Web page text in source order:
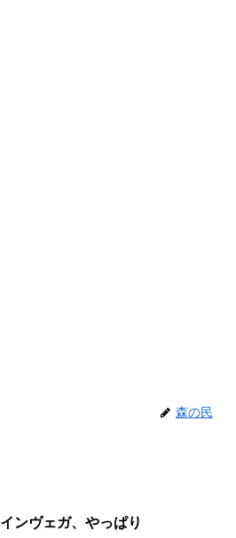
森の民
インヴェガ、やっぱり